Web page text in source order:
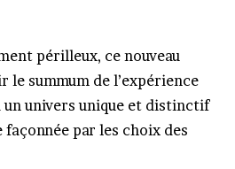
périlleux, ce nouveau
le summum de l’expérience
un univers unique et distinctif
façonnée par les choix des